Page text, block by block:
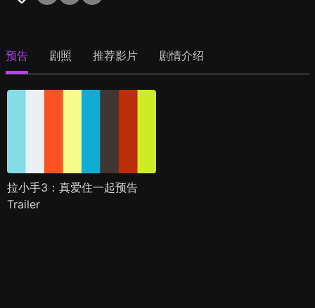
预告 剧照 推荐影片 剧情介绍
拉小手3：真爱住一起预告
Trailer